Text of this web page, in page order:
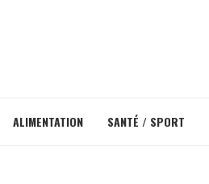
ALIMENTATION SANTÉ / SPORT